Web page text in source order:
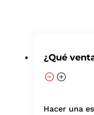
¿Qué
Hacer una